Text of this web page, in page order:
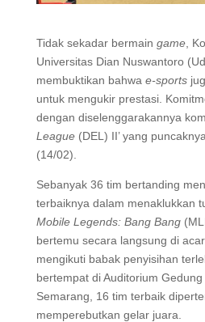
Tidak sekadar bermain game,
Universitas Dian Nuswantoro
membuktikan bahwa e-sports
untuk mengukir prestasi.
dengan diselenggarakannya
League(DEL) II’ yang
(14/02).
Sebanyak 36 tim bertanding
terbaiknya dalam menaklukkan
Mobile Legends: Bang Bang
bertemu secara langsung di
mengikuti babak penyisihan
bertempat di Auditorium
Semarang, 16 tim terbaik
memperebutkan gelar juara.